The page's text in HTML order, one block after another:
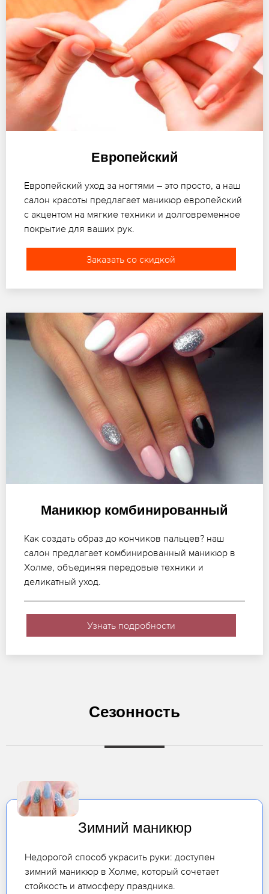
Европейский
Европейский уход за ногтями – это просто, а наш
салон красоты предлагает маникюр европейский
с акцентом на мягкие техники и долговременное
покрытие для ваших рук.
Заказать со скидкой
Маникюр комбинированный
Как создать образ до кончиков пальцев? наш
салон предлагает комбинированный маникюр в
Холме, объединяя передовые техники и
деликатный уход.
Узнать подробности
Сезонность
Зимний маникюр
Недорогой способ украсить руки: доступен
зимний маникюр в Холме, который сочетает
стойкость и атмосферу праздника.